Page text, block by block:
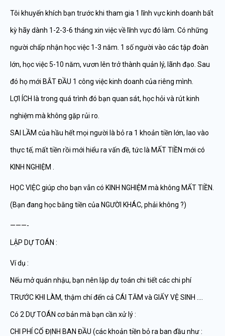
Tôi khuyến khích bạn trước khi tham gia 1 lĩnh vực kinh doanh bất
kỳ hãy dành 1-2-3-6 tháng xin việc về lĩnh vực đó làm. Có những
người chấp nhận học việc 1-3 năm. 1 số người vào các tập đoàn
lớn, học việc 5-10 năm, vươn lên trở thành quản lý, lãnh đạo. Sau
đó họ mới BẮT ĐẦU 1 công việc kinh doanh của riêng mình.
LỢI ÍCH là trong quá trình đó bạn quan sát, học hỏi và rút kinh
nghiệm mà không gặp rủi ro.
SAI LẦM của hầu hết mọi người là bỏ ra 1 khoản tiền lớn, lao vào
thực tế, mất tiền rồi mới hiểu ra vấn đề, tức là MẤT TIỀN mới có
KINH NGHIỆM .
HỌC VIỆC giúp cho bạn vẫn có KINH NGHIỆM mà không MẤT TIỀN.
(Bạn đang học bằng tiền của NGƯỜI KHÁC, phải không ?)
———-
LẬP DỰ TOÁN :
Ví dụ :
Nếu mở quán nhậu, bạn nên lập dự toán chi tiết các chi phí
TRƯỚC KHI LÀM, thậm chí đến cả CÁI TĂM và GIẤY VỆ SINH ….
Có 2 DỰ TOÁN cơ bản mà bạn cần xử lý :
CHI PHÍ CỐ ĐỊNH BAN ĐẦU (các khoản tiền bỏ ra ban đầu như :